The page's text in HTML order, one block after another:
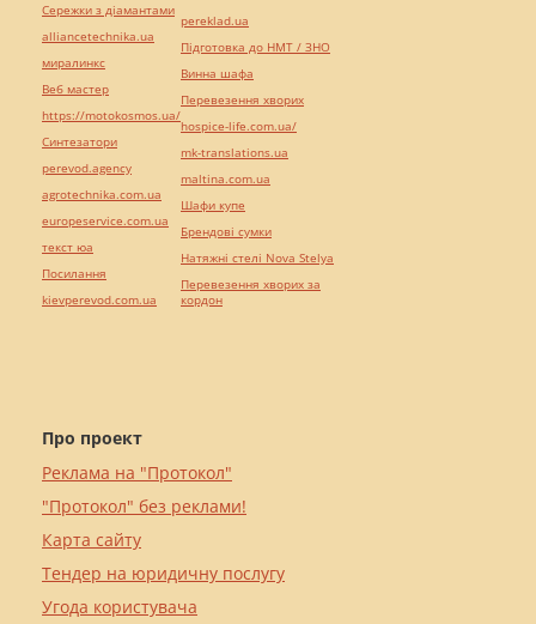
Про проект
Реклама на "Протокол"
"Протокол" без реклами!
Карта сайту
Тендер на юридичну послугу
Угода користувача
Сережки з діамантами
alliancetechnika.ua
миралинкс
Веб мастер
https://motokosmos.ua/
Синтезатори
perevod.agency
agrotechnika.com.ua
europeservice.com.ua
текст юа
Посилання
kievperevod.com.ua
pereklad.ua
Підготовка до НМТ / ЗНО
Винна шафа
Перевезення хворих
hospice-life.com.ua/
mk-translations.ua
maltina.com.ua
Шафи купе
Брендові сумки
Натяжні стелі Nova Stelya
Перевезення хворих за
кордон